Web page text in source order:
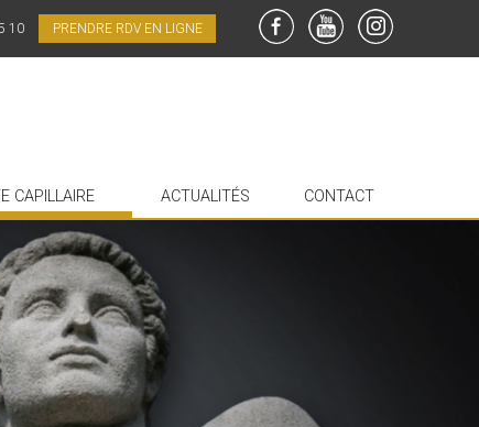
PRENDRE RDV EN LIGNE
10
CAPILLAIRE ACTUALITÉS CONTACT